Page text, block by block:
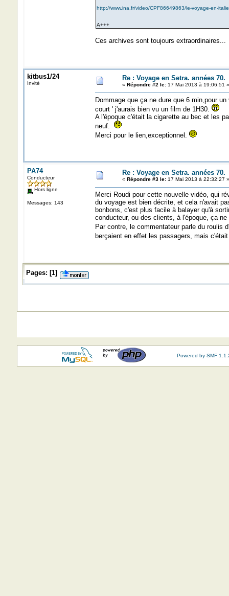
http://www.ina.fr/video/CPF86649863/le-voyage-en-
A+++
Ces archives sont toujours extraordinaires...
kitbus1/24
Invité
Re : Voyage en Setra. années 70.
« Répondre #2 le:17 Mai 2013 à 19:06:51 »
Dommage que ça ne dure que 6 min,pour
court ' j'aurais bien vu un film de 1H30.
A l'époque c'était la cigarette au bec et les
neuf.
Merci pour le lien,exceptionnel.
PA74
Conducteur
Hors ligne
Messages: 143
Re : Voyage en Setra. années 70.
« Répondre #3 le:17 Mai 2013 à 22:32:27 »
Merci Roudi pour cette nouvelle vidéo, qui
du voyage est bien décrite, et cela n'avait
bonbons, c'est plus facile à balayer qu'à
conducteur, ou des clients, à l'époque, ça
Par contre, le commentateur parle du roulis
berçaient en effet les passagers, mais
Pages: [1]
Powered by SMF